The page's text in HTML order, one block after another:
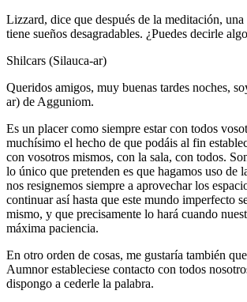
Lizzard, dice que después de la meditación, una
tiene sueños desagradables. ¿Puedes decirle
Shilcars (Silauca-ar)
Queridos amigos, muy buenas tardes noches,
ar) de Agguniom.
Es un placer como siempre estar con todos
muchísimo el hecho de que podáis al fin
con vosotros mismos, con la sala, con todos.
lo único que pretenden es que hagamos uso de
nos resignemos siempre a aprovechar los
continuar así hasta que este mundo imperfecto
mismo, y que precisamente lo hará cuando
máxima paciencia.
En otro orden de cosas, me gustaría también
Aumnor estableciese contacto con todos
dispongo a cederle la palabra.